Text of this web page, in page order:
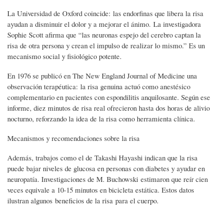
La Universidad de Oxford coincide: las endorfinas que libera la risa
ayudan a disminuir el dolor y a mejorar el ánimo. La investigadora
Sophie Scott afirma que “las neuronas espejo del cerebro captan la
risa de otra persona y crean el impulso de realizar lo mismo.” Es un
mecanismo social y fisiológico potente.
En 1976 se publicó en The New England Journal of Medicine una
observación terapéutica: la risa genuina actuó como anestésico
complementario en pacientes con espondilitis anquilosante. Según ese
informe, diez minutos de risa real ofrecieron hasta dos horas de alivio
nocturno, reforzando la idea de la risa como herramienta clínica.
Mecanismos y recomendaciones sobre la risa
Además, trabajos como el de Takashi Hayashi indican que la risa
puede bajar niveles de glucosa en personas con diabetes y ayudar en
neuropatía. Investigaciones de M. Buchowski estimaron que reír cien
veces equivale a 10-15 minutos en bicicleta estática. Estos datos
ilustran algunos beneficios de la risa para el cuerpo.